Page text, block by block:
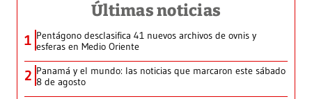
Últimas noticias
1 Pentágono desclasifica 41 nuevos archivos de ovnis y
esferas en Medio Oriente
2 Panamá y el mundo: las noticias que marcaron este sábado
8 de agosto